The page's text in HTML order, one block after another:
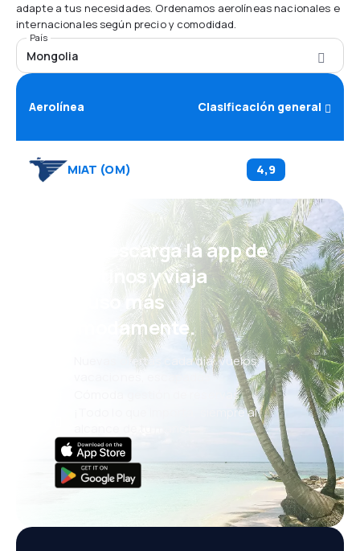
adapte a tus necesidades. Ordenamos aerolíneas nacionales e
internacionales según precio y comodidad.
País
Mongolia
Aerolínea Clasificación general
MIAT (OM) 4,9
¡Eh! Descarga la app de
eDestinos y viaja
incluso más
cómodamente.
Nuevas ofertas cada día: vuelos,
vacaciones, escapadas
Cómoda gestión de reservas
¡Todo lo que importa, siempre al